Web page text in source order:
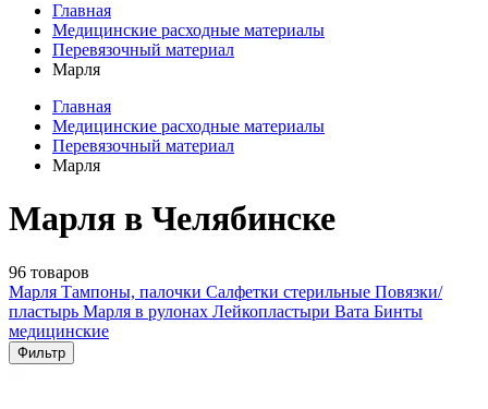
Главная
Медицинские расходные материалы
Перевязочный материал
Марля
Главная
Медицинские расходные материалы
Перевязочный материал
Марля
Марля в Челябинске
96 товаров
Марля Тампоны, палочки Салфетки стерильные Повязки/
пластырь Марля в рулонах Лейкопластыри Вата Бинты
медицинские
Фильтр